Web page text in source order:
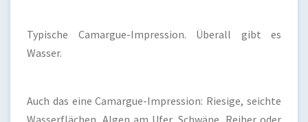
Typische Camargue-Impression. Überall gibt es
Wasser.
Auch das eine Camargue-Impression: Riesige, seichte